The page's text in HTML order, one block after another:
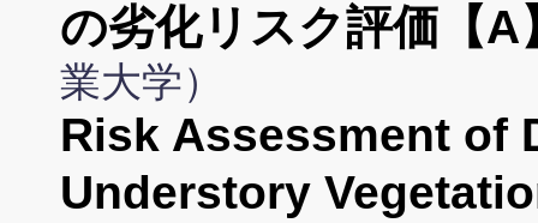
の劣化リスク評価【A
業大学）
Risk Assessment of
Understory